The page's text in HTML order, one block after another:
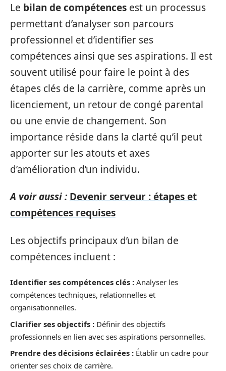
Le bilan de compétences est un processus
permettant d’analyser son parcours
professionnel et d’identifier ses
compétences ainsi que ses aspirations. Il est
souvent utilisé pour faire le point à des
étapes clés de la carrière, comme après un
licenciement, un retour de congé parental
ou une envie de changement. Son
importance réside dans la clarté qu’il peut
apporter sur les atouts et axes
d’amélioration d’un individu.
A voir aussi : Devenir serveur : étapes et
compétences requises
Les objectifs principaux d’un bilan de
compétences incluent :
Identifier ses compétences clés : Analyser les
compétences techniques, relationnelles et
organisationnelles.
Clarifier ses objectifs : Définir des objectifs
professionnels en lien avec ses aspirations personnelles.
Prendre des décisions éclairées : Établir un cadre pour
orienter ses choix de carrière.